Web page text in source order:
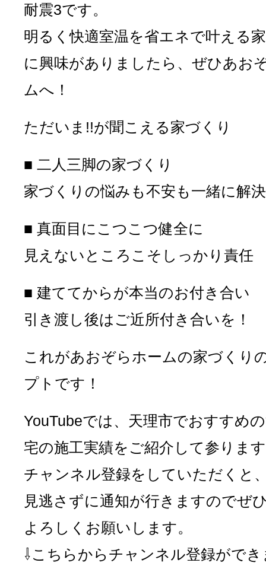
耐震3です。
明るく快適室温を省エネで叶える
に興味がありましたら、ぜひあお
ムへ！
ただいま!!が聞こえる家づくり
■ 二人三脚の家づくり
家づくりの悩みも不安も一緒に解決
■ 真面目にこつこつ健全に
見えないところこそしっかり責任
■ 建ててからが本当のお付き合い
引き渡し後はご近所付き合いを！
これがあおぞらホームの家づくり
プトです！
YouTubeでは、天理市でおすすめ
宅の施工実績をご紹介して参りま
チャンネル登録をしていただくと
見逃さずに通知が行きますのでぜ
よろしくお願いします。
⇩こちらからチャンネル登録ができ